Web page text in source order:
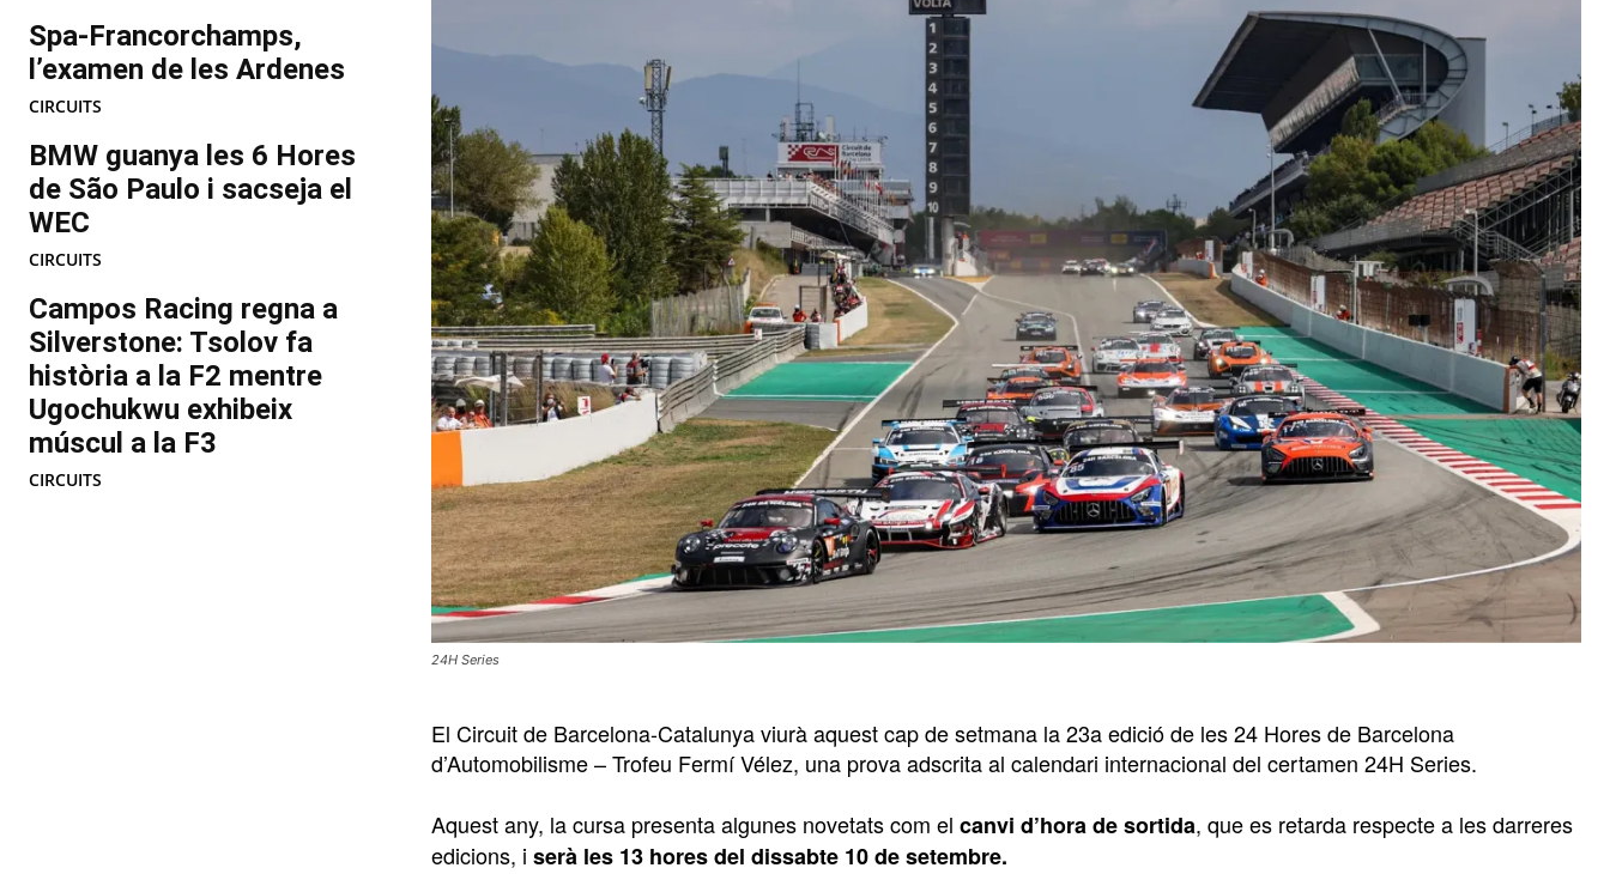
Spa-Francorchamps,
l’examen de les Ardenes
CIRCUITS
BMW guanya les 6 Hores
de São Paulo i sacseja el
WEC
CIRCUITS
Campos Racing regna a
Silverstone: Tsolov fa
història a la F2 mentre
Ugochukwu exhibeix
múscul a la F3
CIRCUITS
24H Series
El Circuit de Barcelona-Catalunya viurà aquest cap de setmana la 23a edició de les 24 Hores de Barcelona
d’Automobilisme – Trofeu Fermí Vélez, una prova adscrita al calendari internacional del certamen 24H Series.
Aquest any, la cursa presenta algunes novetats com el canvi d’hora de sortida, que es retarda respecte a les darreres
edicions, i serà les 13 hores del dissabte 10 de setembre.